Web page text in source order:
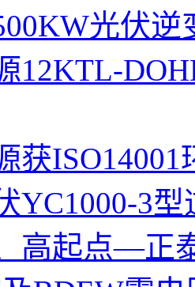
光伏
12KTL-
获
YC1000-3
高起点—正